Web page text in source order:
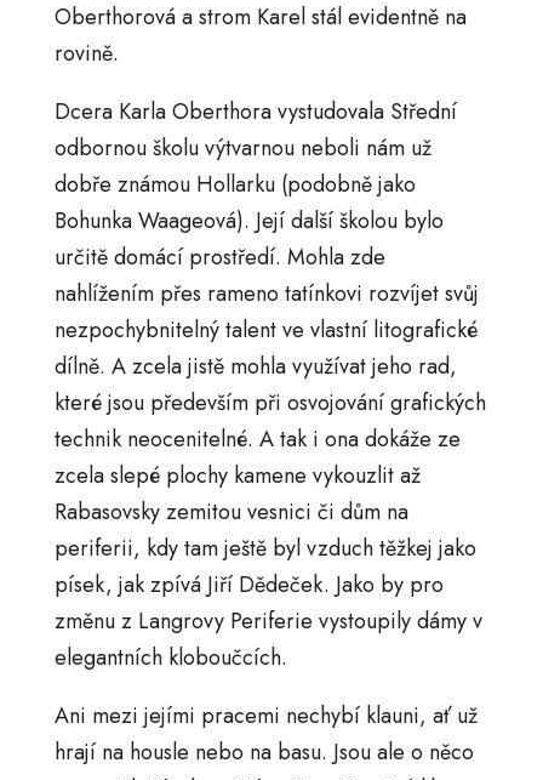
Oberthorová a strom Karel stál evidentně na
rovině.
Dcera Karla Oberthora vystudovala Střední
odbornou školu výtvarnou neboli nám už
dobře známou Hollarku (podobně jako
Bohunka Waageová). Její další školou bylo
určitě domácí prostředí. Mohla zde
nahlížením přes rameno tatínkovi rozvíjet svůj
nezpochybnitelný talent ve vlastní litografické
dílně. A zcela jistě mohla využívat jeho rad,
které jsou především při osvojování grafických
technik neocenitelné. A tak i ona dokáže ze
zcela slepé plochy kamene vykouzlit až
Rabasovsky zemitou vesnici či dům na
periferii, kdy tam ještě byl vzduch těžkej jako
písek, jak zpívá Jiří Dědeček. Jako by pro
změnu z Langrovy Periferie vystoupily dámy v
elegantních kloboučcích.
Ani mezi jejími pracemi nechybí klauni, ať už
hrají na housle nebo na basu. Jsou ale o něco